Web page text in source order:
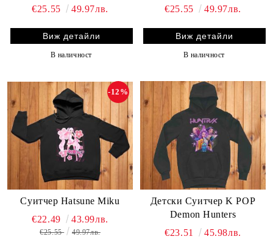
€25.55
49.97лв.
Виж детайли
В наличност
€25.55
49.97лв.
Виж детайли
В наличност
Суитчер Hatsune Miku
-12%
€22.49 43.99лв.
€25.55 49.97лв.
Детски Суитчер K POP
Demon Hunters
€23.51
45.98лв.